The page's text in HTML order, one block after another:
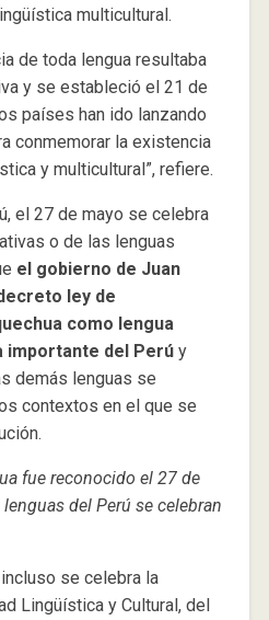
multicultural.
de toda lengua resultaba
y se estableció el 21 de
países han ido lanzando
conmemorar la existencia
y multicultural”, refiere.
el 27 de mayo se celebra
o de las lenguas
el gobierno de Juan
ley de
como lengua
importante del Perúy
demás lenguas se
contextos en el que se
fue reconocido el 27 de
del Perú se celebran
se celebra la
Lingüística y Cultural, del